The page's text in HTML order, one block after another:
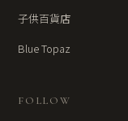
子供百貨店
Blue Topaz
FOLLOW